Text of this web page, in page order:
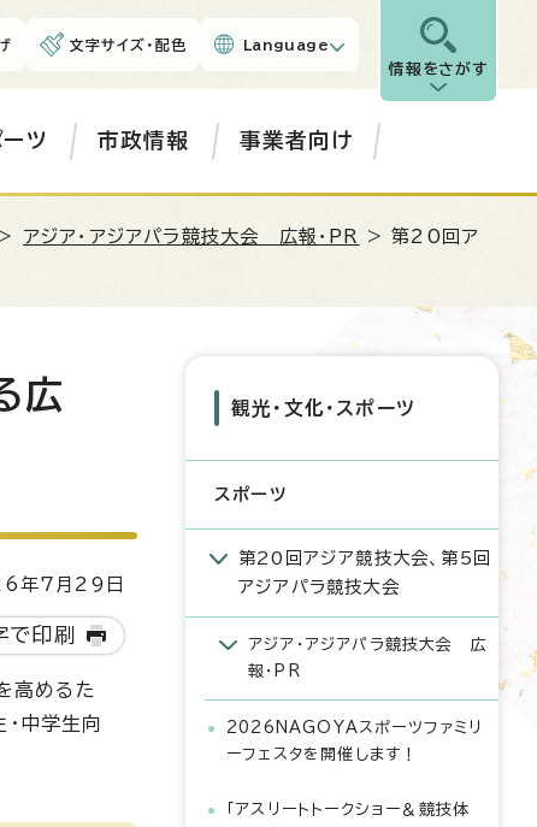
文字サイズ・配色 Language
情報をさがす
ーツ 市政情報 事業者向け
> アジア・アジアパラ競技大会 広報・PR
> 第20回ア
広
年7月29日
で印刷
高めるた
中学生向
観光・文化・スポーツ
スポーツ
第20回アジア競技大会、第5回
アジアパラ競技大会
アジア・アジアパラ競技大会 広
報・PR
2026NAGOYAスポーツファミリ
ーフェスタを開催します！
「アスリートトークショー＆競技体